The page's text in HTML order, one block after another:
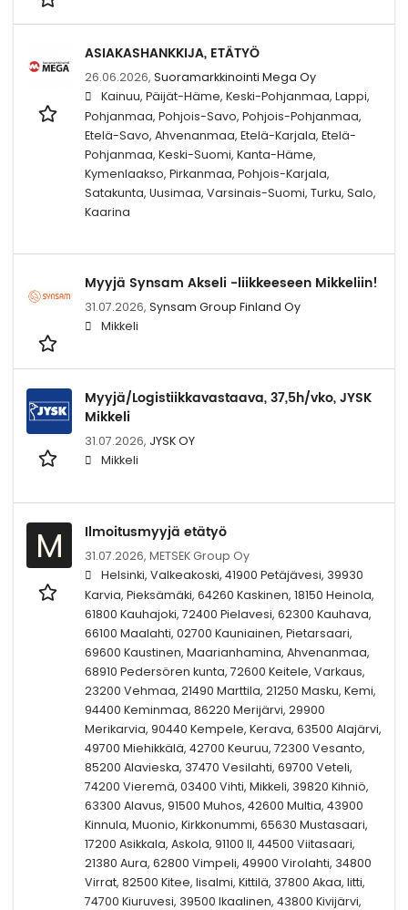
ASIAKASHANKKIJA, ETÄTYÖ
26.06.2026, Suoramarkkinointi Mega Oy
Kainuu, Päijät-Häme, Keski-Pohjanmaa, Lappi,
Pohjanmaa, Pohjois-Savo, Pohjois-Pohjanmaa,
Etelä-Savo, Ahvenanmaa, Etelä-Karjala, Etelä-
Pohjanmaa, Keski-Suomi, Kanta-Häme,
Kymenlaakso, Pirkanmaa, Pohjois-Karjala,
Satakunta, Uusimaa, Varsinais-Suomi, Turku, Salo,
Kaarina
Myyjä Synsam Akseli -liikkeeseen Mikkeliin!
31.07.2026, Synsam Group Finland Oy
Mikkeli
Myyjä/Logistiikkavastaava, 37,5h/vko, JYSK
Mikkeli
31.07.2026, JYSK OY
Mikkeli
M Ilmoitusmyyjä etätyö
31.07.2026, METSEK Group Oy
Helsinki, Valkeakoski, 41900 Petäjävesi, 39930
Karvia, Pieksämäki, 64260 Kaskinen, 18150 Heinola,
61800 Kauhajoki, 72400 Pielavesi, 62300 Kauhava,
66100 Maalahti, 02700 Kauniainen, Pietarsaari,
69600 Kaustinen, Maarianhamina, Ahvenanmaa,
68910 Pedersören kunta, 72600 Keitele, Varkaus,
23200 Vehmaa, 21490 Marttila, 21250 Masku, Kemi,
94400 Keminmaa, 86220 Merijärvi, 29900
Merikarvia, 90440 Kempele, Kerava, 63500 Alajärvi,
49700 Miehikkälä, 42700 Keuruu, 72300 Vesanto,
85200 Alavieska, 37470 Vesilahti, 69700 Veteli,
74200 Vieremä, 03400 Vihti, Mikkeli, 39820 Kihniö,
63300 Alavus, 91500 Muhos, 42600 Multia, 43900
Kinnula, Muonio, Kirkkonummi, 65630 Mustasaari,
17200 Asikkala, Askola, 91100 II, 44500 Viitasaari,
21380 Aura, 62800 Vimpeli, 49900 Virolahti, 34800
Virrat, 82500 Kitee, Iisalmi, Kittilä, 37800 Akaa, Iitti,
74700 Kiuruvesi, 39500 Ikaalinen, 43800 Kivijärvi,